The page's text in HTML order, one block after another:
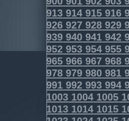
913 914 915 916
926 927 928 929
939 940 941 942
952 953 954 955
965 966 967 968
978 979 980 981
991 992 993 994
1003 1004 1005
1013 1014 1015